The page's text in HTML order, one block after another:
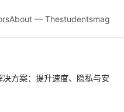
About — Thestudentsmag
方案：提升速度、隐私与安